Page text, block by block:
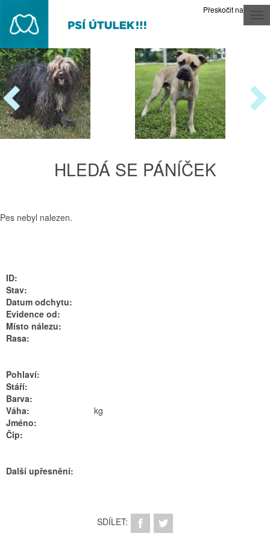
Přeskočit na obsah
HLEDÁ SE PÁNÍČEK
Pes nebyl nalezen.
ID:
Stav:
Datum odchytu:
Evidence od:
Místo nálezu:
Rasa:
Pohlaví:
Stáří:
Barva:
Váha:
kg
Jméno:
Čip:
Další upřesnění:
SDÍLET: